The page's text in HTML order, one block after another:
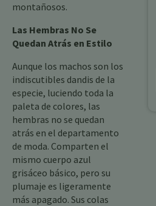
montañosos.
Las Hembras No Se
Quedan Atrás en Estilo
Aunque los machos son los
indiscutibles dandis de la
especie, luciendo toda la
paleta de colores, las
hembras no se quedan
atrás en el departamento
de moda. Comparten el
mismo cuerpo azul
grisáceo básico, pero su
plumaje es ligeramente
más apagado. Sus colas